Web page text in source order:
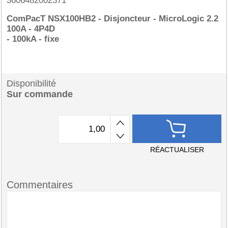
ComPacT NSX100HB2 - Disjoncteur - MicroLogic 2.2
100A - 4P4D
- 100kA - fixe
Disponibilité
Sur commande
RÉACTUALISER
Commentaires